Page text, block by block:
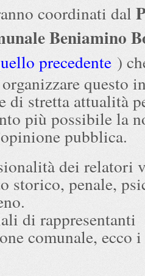
coordinati dal
Beniamino
precedente )
questo
di stretta attualità
più possibile la
pubblica.
dei relatori
storico, penale,
di rappresentanti
comunale, ecco